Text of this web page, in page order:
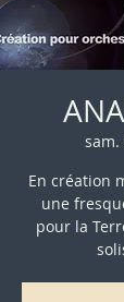
sam.
En création
une
pour la